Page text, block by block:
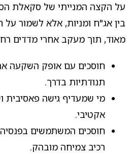
על הקצה המנייתי של סקאלת
בין אג"ח ומניות, אלא לשמור על
מאוד, תוך מעקב אחרי מדדים
חוסכים עם אופק השקעה
תנודתיות בדרך.
מי שמעדיף גישה פאסיבית
אקטיבי.
חוסכים המשתמשים
רכיב צמיחה מובהק.